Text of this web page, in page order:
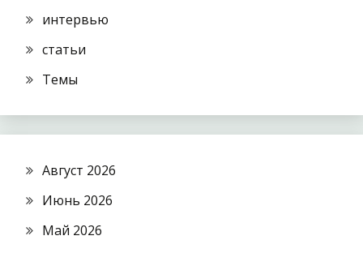
интервью
статьи
Темы
Август 2026
Июнь 2026
Май 2026